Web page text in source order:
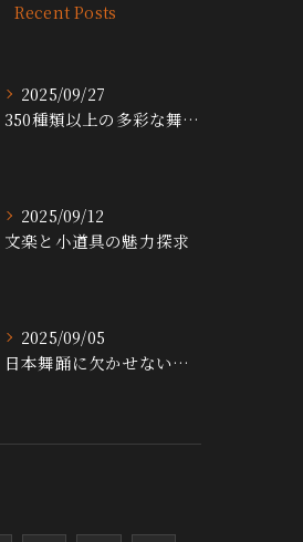
Recent Posts
2025/09/27
350種類以上の多彩な舞台小道具の魅力
2025/09/12
文楽と小道具の魅力探求
2025/09/05
日本舞踊に欠かせない小道具の魅力